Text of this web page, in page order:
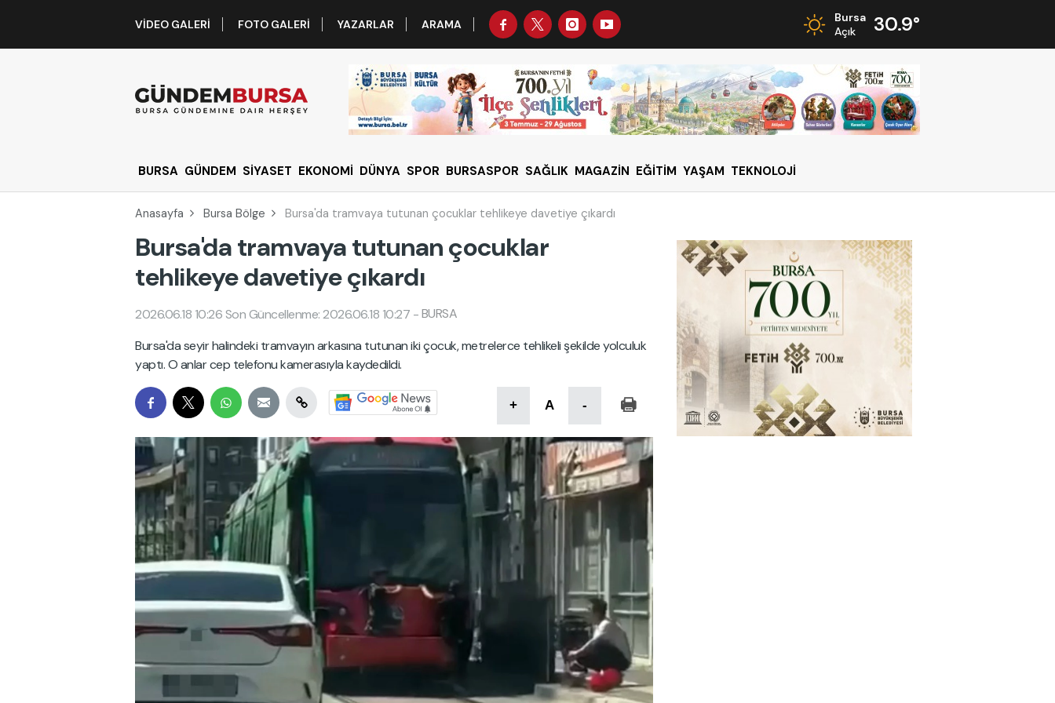
VIDEO GALERI FOTO GALERI YAZARLAR ARAMA
Bursa
Açık
30.9°
BURSA GÜNDEM SİYASET EKONOMİ DÜNYA SPOR BURSASPOR SAĞLIK MAGAZİN EĞİTİM YAŞAM TEKNOLOJİ
Anasayfa Bursa Bölge Bursa'da tramvaya tutunan çocuklar tehlikeye davetiye çıkardı
Bursa'da tramvaya tutunan çocuklar
tehlikeye davetiye çıkardı
2026.06.18 10:26 Son Güncellenme: 2026.06.18 10:27 -BURSA
Bursa'da seyir halindeki tramvayın arkasına tutunan iki çocuk, metrelerce tehlikeli şekilde yolculuk
yaptı. O anlar cep telefonu kamerasıyla kaydedildi.
+ A -